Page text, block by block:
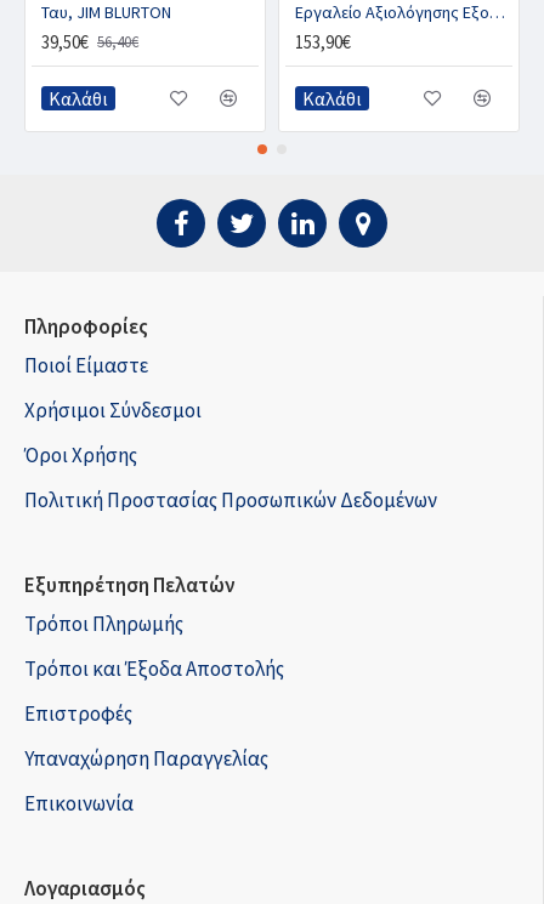
Ταυ, JIM BLURTON
39,50€ 56,40€
Καλάθι
Εργαλείο Αξιολόγησης Εξονυχισμού, TDL
153,90€
Καλάθι
Πληροφορίες
Ποιοί Είμαστε
Χρήσιμοι Σύνδεσμοι
Όροι Χρήσης
Πολιτική Προστασίας Προσωπικών Δεδομένων
Εξυπηρέτηση Πελατών
Τρόποι Πληρωμής
Τρόποι και Έξοδα Αποστολής
Επιστροφές
Υπαναχώρηση Παραγγελίας
Επικοινωνία
Λογαριασμός